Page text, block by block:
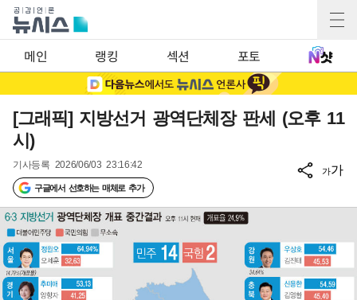
메인 랭킹 섹션 포토
[그래픽] 지방선거 광역단체장 판세 (오후 11
시)
기사등록 2026/06/03 23:16:42
구글에서 선호하는 매체로 추가
가가